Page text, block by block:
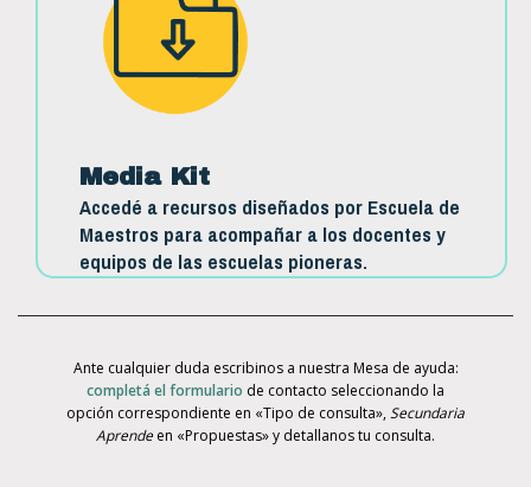
Media Kit
Accedé a recursos diseñados por Escuela de
Maestros para acompañar a los docentes y
equipos de las escuelas pioneras.
Ante cualquier duda escribinos a nuestra Mesa de ayuda:
completá el formulario de contacto seleccionando la
opción correspondiente en «Tipo de consulta»,Secundaria
Aprendeen «Propuestas» y detallanos tu consulta.